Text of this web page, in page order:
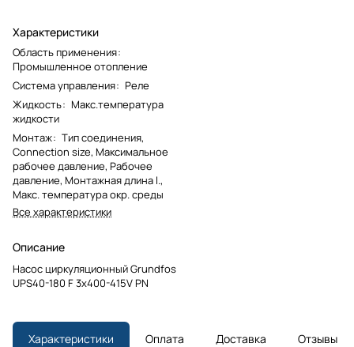
Характеристики
Область применения:
Промышленное отопление
Система управления: Реле
Жидкость: Макс.температура
жидкости
Монтаж: Тип соединения,
Connection size, Максимальное
рабочее давление, Рабочее
давление, Монтажная длина l.,
Макс. температура окр. среды
Все характеристики
Описание
Насос циркуляционный Grundfos
UPS40-180 F 3x400-415V PN
Характеристики Оплата Доставка Отзывы